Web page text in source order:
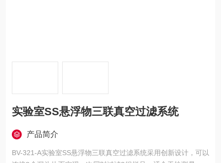
实验室SS悬浮物三联真空过滤系统
产品简介
BV-321-A实验室SS悬浮物三联真空过滤系统采用创新设计，可以